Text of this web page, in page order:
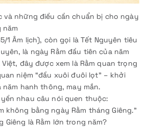
và những điều cần chuẩn bị cho ngày
năm
1 Âm lịch), còn gọi là Tết Nguyên tiêu
là ngày Rằm đầu tiên của năm
đây được xem là Rằm quan trọng
niệm “đầu xuôi đuôi lọt” – khởi
hanh thông, may mắn.
nhau câu nói quen thuộc:
không bằng ngày Rằm tháng Giêng.”
Giêng là Rằm lớn trong năm?